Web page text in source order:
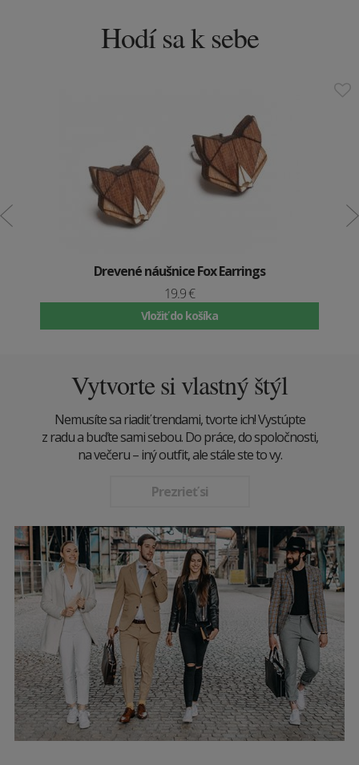
Hodí sa k sebe
Drevené náušnice Fox Earrings
19.9 €
Vložiť do košíka
Vytvorte si vlastný štýl
Nemusíte sa riadiť trendami, tvorte ich! Vystúpte
z radu a buďte sami sebou. Do práce, do spoločnosti,
na večeru – iný outfit, ale stále ste to vy.
Prezrieť si